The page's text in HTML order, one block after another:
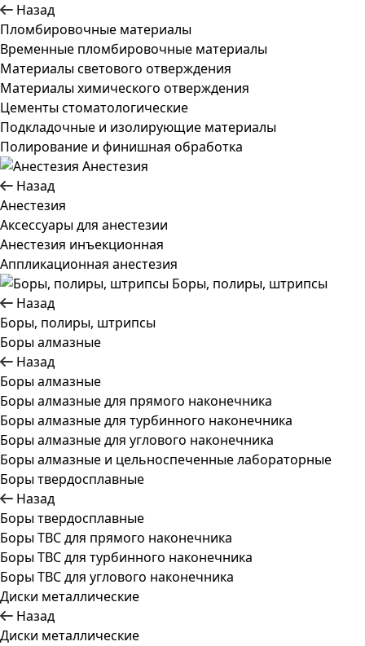
Назад
Пломбировочные материалы
Временные пломбировочные материалы
Материалы светового отверждения
Материалы химического отверждения
Цементы стоматологические
Подкладочные и изолирующие материалы
Полирование и финишная обработка
Анестезия
Назад
Анестезия
Аксессуары для анестезии
Анестезия инъекционная
Аппликационная анестезия
Боры, полиры, штрипсы
Назад
Боры, полиры, штрипсы
Боры алмазные
Назад
Боры алмазные
Боры алмазные для прямого наконечника
Боры алмазные для турбинного наконечника
Боры алмазные для углового наконечника
Боры алмазные и цельноспеченные лабораторные
Боры твердосплавные
Назад
Боры твердосплавные
Боры ТВС для прямого наконечника
Боры ТВС для турбинного наконечника
Боры ТВС для углового наконечника
Диски металлические
Назад
Диски металлические